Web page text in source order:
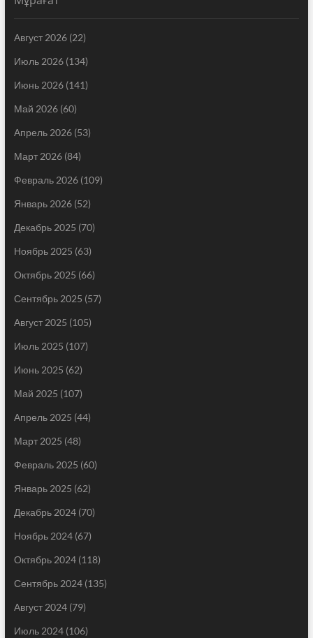
Август 2026(22)
Июль 2026(134)
Июнь 2026(141)
Май 2026(60)
Апрель 2026(53)
Март 2026(84)
Февраль 2026(109)
Январь 2026(52)
Декабрь 2025 (70)
Ноябрь 2025 (63)
Октябрь 2025 (66)
Сентябрь 2025 (57)
Август 2025 (105)
Июль 2025 (107)
Июнь 2025 (62)
Май 2025 (107)
Апрель 2025 (44)
Март 2025 (48)
Февраль 2025 (60)
Январь 2025 (62)
Декабрь 2024(70)
Ноябрь 2024(67)
Октябрь 2024(118)
Сентябрь 2024(135)
Август 2024(79)
Июль 2024(106)